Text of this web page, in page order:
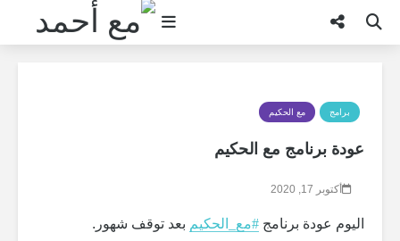
برامج مع الحكيم
عودة برنامج مع الحكيم
أكتوبر 17, 2020
اليوم عودة برنامج #مع_الحكيم بعد توقف شهور.